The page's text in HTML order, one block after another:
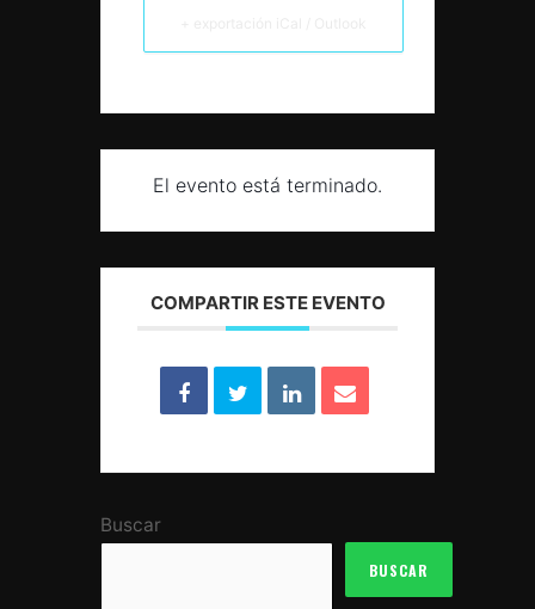
El evento está terminado.
COMPARTIR ESTE EVENTO
Buscar
BUSCAR